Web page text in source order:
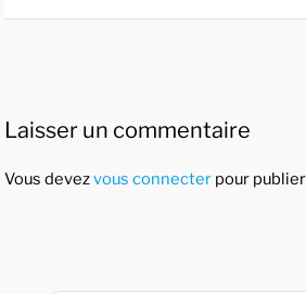
Laisser un commentaire
Vous devezvous connecter pour